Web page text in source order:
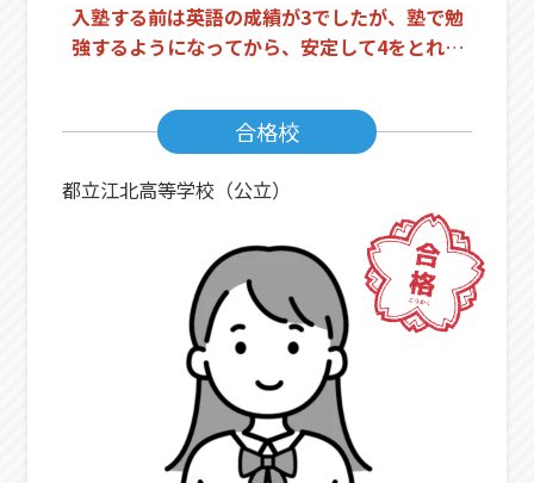
入塾する前は英語の成績が3でしたが、塾で勉
強するようになってから、安定して4をとれる
合格校
都立江北高等学校（公立）